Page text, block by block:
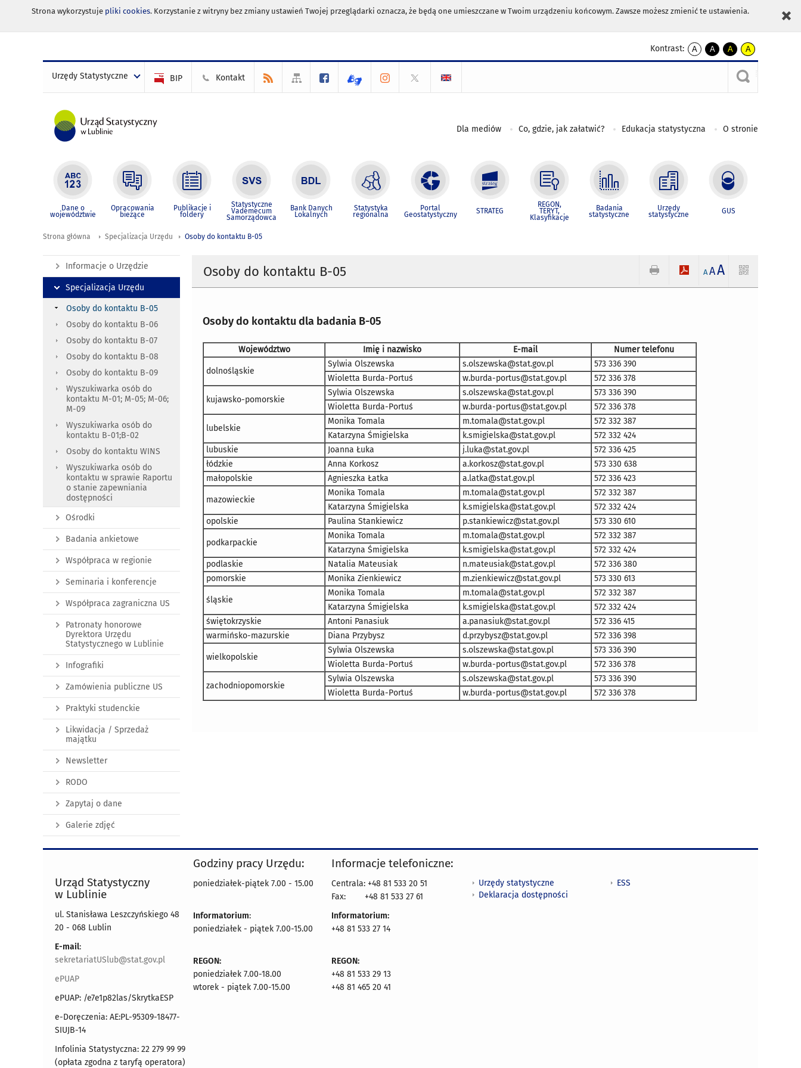
Strona wykorzystuje pliki cookies. Korzystanie z witryny bez zmiany ustawień Twojej przeglądarki oznacza, że będą one umieszczane w Twoim urządzeniu końcowym. Zawsze możesz zmienić te ustawienia.
Kontrast:
A
kontrast
A
kontrast
czarnym
A
kontrast
żółty
tekst
czarnym
A
kontrast
czarny
tekst
żółtym
Urzędy Statystyczne BIP Kontakt
Dla mediów Co, gdzie, jak załatwić? Edukacja statystyczna O stronie
Dane o
województwie
Opracowania
bieżące
Publikacje i
foldery
Statystyczne
Vademecum
Samorządowca
Bank Danych
Lokalnych
Statystyka
regionalna
Portal
Geostatystyczny STRATEG
REGON,
TERYT,
Klasyfikacje
Badania
statystyczne
Urzędy
statystyczne GUS
Strona główna Specjalizacja Urzędu Osoby do kontaktu B-05
Osoby do kontaktu B-05 A AA
Osoby do kontaktu dla badania B-05
Województwo Imię i nazwisko E-mail Numer telefonu
dolnośląskie
Sylwia Olszewska s.olszewska@stat.gov.pl
573 336 390
Wioletta Burda-Portuś
w.burda-portus@stat.gov.pl 572 336 378
kujawsko-pomorskie
Sylwia Olszewska s.olszewska@stat.gov.pl
573 336 390
Wioletta Burda-Portuś
w.burda-portus@stat.gov.pl 572 336 378
lubelskie
Monika Tomala m.tomala@stat.gov.pl
572 332 387
Katarzyna Śmigielska
k.smigielska@stat.gov.pl
572 332 424
lubuskie
Joanna Łuka j.luka@stat.gov.pl
572 336 425
łódzkie
Anna Korkosz a.korkosz@stat.gov.pl
573 330 638
małopolskie
Agnieszka Łatka a.latka@stat.gov.pl 572 336 423
mazowieckie
Monika Tomala m.tomala@stat.gov.pl
572 332 387
Katarzyna Śmigielska
k.smigielska@stat.gov.pl
572 332 424
opolskie
Paulina Stankiewicz p.stankiewicz@stat.gov.pl 573 330 610
podkarpackie
Monika Tomala m.tomala@stat.gov.pl
572 332 387
Katarzyna Śmigielska
k.smigielska@stat.gov.pl
572 332 424
podlaskie
Natalia Mateusiak n.mateusiak@stat.gov.pl
572 336 380
pomorskie
Monika Zienkiewicz m.zienkiewicz@stat.gov.pl 573 330 613
śląskie
Monika Tomala m.tomala@stat.gov.pl
572 332 387
Katarzyna Śmigielska
k.smigielska@stat.gov.pl
572 332 424
świętokrzyskie
Antoni Panasiuk a.panasiuk@stat.gov.pl
572 336 415
warmińsko-mazurskie
Diana Przybysz d.przybysz@stat.gov.pl 572 336 398
wielkopolskie
Sylwia Olszewska s.olszewska@stat.gov.pl
573 336 390
Wioletta Burda-Portuś
w.burda-portus@stat.gov.pl 572 336 378
zachodniopomorskie
Sylwia Olszewska s.olszewska@stat.gov.pl
573 336 390
Wioletta Burda-Portuś
w.burda-portus@stat.gov.pl 572 336 378
Informacje o Urzędzie
Specjalizacja Urzędu
Osoby do kontaktu B-05
Osoby do kontaktu B-06
Osoby do kontaktu B-07
Osoby do kontaktu B-08
Osoby do kontaktu B-09
Wyszukiwarka osób do
kontaktu M-01; M-05; M-06;
M-09
Wyszukiwarka osób do
kontaktu B-01;B-02
Osoby do kontaktu WINS
Wyszukiwarka osób do
kontaktu w sprawie Raportu
o stanie zapewniania
dostępności
Ośrodki
Badania ankietowe
Współpraca w regionie
Seminaria i konferencje
Współpraca zagraniczna US
Patronaty honorowe
Dyrektora Urzędu
Statystycznego w Lublinie
Infografiki
Zamówienia publiczne US
Praktyki studenckie
Likwidacja / Sprzedaż
majątku
Newsletter
RODO
Zapytaj o dane
Galerie zdjęć
Urząd Statystyczny
w Lublinie
ul. Stanisława Leszczyńskiego 48
20 - 068 Lublin
E-mail:
sekretariatUSlub@stat.gov.pl
ePUAP
ePUAP: /e7e1p82las/SkrytkaESP
e-Doręczenia: AE:PL-95309-18477-
SIUJB-14
Infolinia Statystyczna: 22 279 99 99
(opłata zgodna z taryfą operatora)
Godziny pracy Urzędu:
poniedziałek-piątek 7.00 - 15.00
Informatorium:
poniedziałek - piątek 7.00-15.00
REGON:
poniedziałek 7.00-18.00
wtorek - piątek 7.00-15.00
Informacje telefoniczne:
Centrala: +48 81 533 20 51
Fax:
+48 81 533 27 61
Informatorium:
+48 81 533 27 14
REGON:
+48 81 533 29 13
+48 81 465 20 41
Urzędy statystyczne
Deklaracja dostępności
ESS